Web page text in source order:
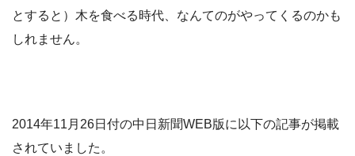
とすると）木を食べる時代、なんてのがやってくるのかも
しれません。
2014年11月26日付の中日新聞WEB版に以下の記事が掲載
されていました。